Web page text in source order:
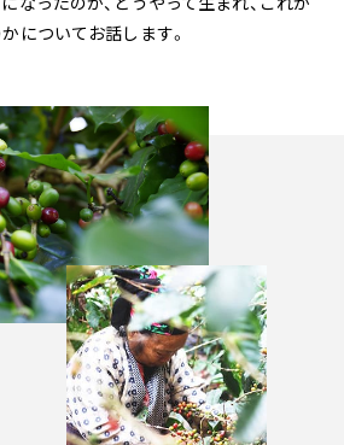
についてお話します。